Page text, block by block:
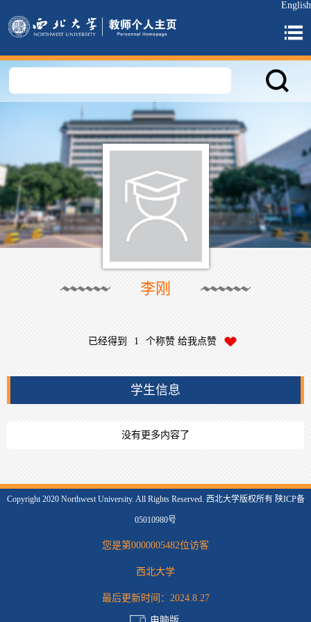
English
李刚
已经得到 1 个称赞 给我点赞
学生信息
没有更多内容了
Copyright 2020 Northwest University. All Rights Reserved. 西北大学版权所有 陕ICP备
05010980号
您是第0000005482位访客
西北大学
最后更新时间： 2024.8.27